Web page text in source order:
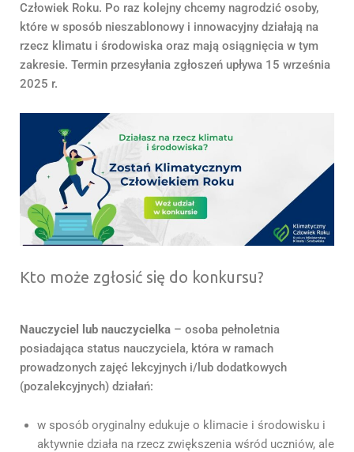
Człowiek Roku. Po raz kolejny chcemy nagrodzić osoby,
które w sposób nieszablonowy i innowacyjny działają na
rzecz klimatu i środowiska oraz mają osiągnięcia w tym
zakresie. Termin przesyłania zgłoszeń upływa 15 września
2025 r.
Kto może zgłosić się do konkursu?
Nauczyciel lub nauczycielka – osoba pełnoletnia
posiadająca status nauczyciela, która w ramach
prowadzonych zajęć lekcyjnych i/lub dodatkowych
(pozalekcyjnych) działań:
w sposób oryginalny edukuje o klimacie i środowisku i
aktywnie działa na rzecz zwiększenia wśród uczniów, ale